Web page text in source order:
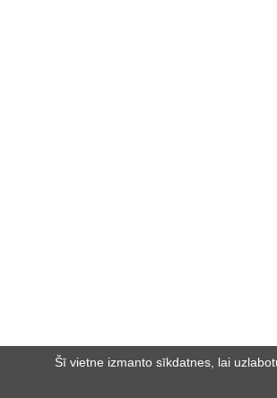
Šī vietne izmanto sīkdatnes, lai